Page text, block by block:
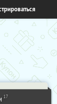
17